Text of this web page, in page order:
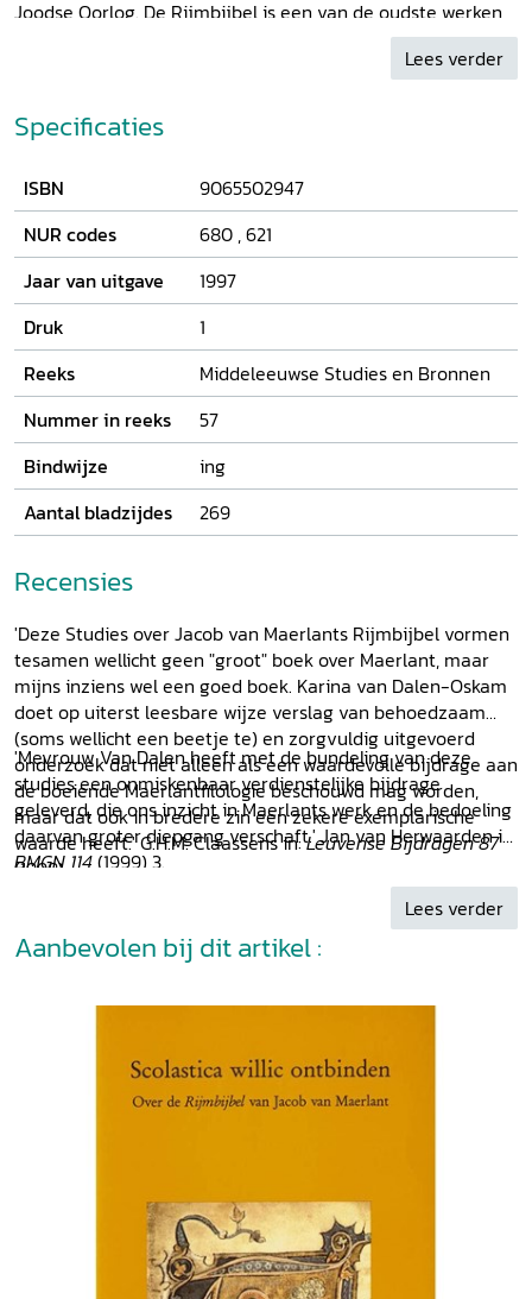
Joodse Oorlog. De Rijmbijbel is een van de oudste werken
in de Nederlandse taal waardoor degenen die het Latijn
van de clerus niet machtig waren, kennis konden maken
over de joodse opstand tegen de Romeinen en de
vernietiging van Jeruzalem in het jaar 70 n.Chr. In haar
Oskam verschillende taal- en letterkundige aspecten van
deze interessante, relatief onbekende Maerlant-tekst. Ze
beschrijft Maerlants gebruik van plaats- en
persoonsnamen, onderzoekt bron en functie van
verschillende toevoegingen (een genealogie, een apocrief
verhaal over de overbrenging van de relieken van de Drie
Koningen naar Keulen en veelvuldige verwijzingen naar
evangelisten) en analyseert Maerlants rijmtechniek. De
Rijmbijbelwas duidelijk bestemd voor een breed publiek.
De didactische kracht ervan ligt in de overeenstemming
tussen de betrouwbare, degelijke inhoud van de tekst en
het hoge niveau van Maerlants dichterlijke kunnen.
Lees verder
Specificaties
ISBN
9065502947
NUR codes
680 ,621
Jaar van uitgave
1997
Druk
1
Reeks
Middeleeuwse Studies en Bronnen
Nummer in reeks
57
Bindwijze
ing
Aantal bladzijdes
269
Recensies
'Deze Studies over Jacob van Maerlants Rijmbijbel vormen
tesamen wellicht geen "groot" boek over Maerlant, maar
mijns inziens wel een goed boek. Karina van Dalen-Oskam
doet op uiterst leesbare wijze verslag van behoedzaam
(soms wellicht een beetje te) en zorgvuldig uitgevoerd
onderzoek dat niet alleen als een waardevolle bijdrage aan
de boeiende Maerlantfilologie beschouwd mag worden,
maar dat ook in bredere zin een zekere exemplarische
waarde heeft.' G.H.M. Claassens in:Leuvense Bijdragen 87
(1998)
'Mevrouw Van Dalen heeft met de bundeling van deze
studies een onmiskenbaar verdienstelijke bijdrage
geleverd, die ons inzicht in Maerlants werk en de bedoeling
daarvan groter diepgang verschaft.' Jan van Herwaarden in:
BMGN 114(1999) 3.
Lees verder
Aanbevolen bij dit artikel :